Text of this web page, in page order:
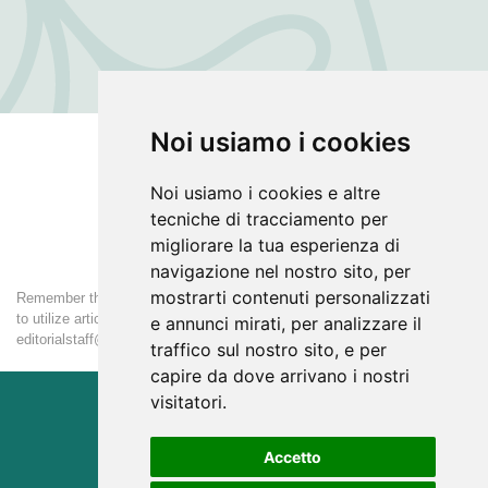
Noi usiamo i cookies
Noi usiamo i cookies e altre
tecniche di tracciamento per
migliorare la tua esperienza di
navigazione nel nostro sito, per
mostrarti contenuti personalizzati
e annunci mirati, per analizzare il
traffico sul nostro sito, e per
capire da dove arrivano i nostri
visitatori.
Accetto
Remember that the download is free only for personal use. If you want
to utilize articles for large distribution, please contact us at
editorialstaff@pneumologiapediatrica.it